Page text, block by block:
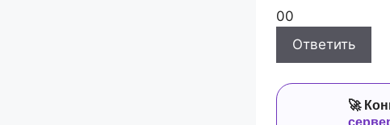
Голосуйте
0Голосуйте
0
Ответить
🚀